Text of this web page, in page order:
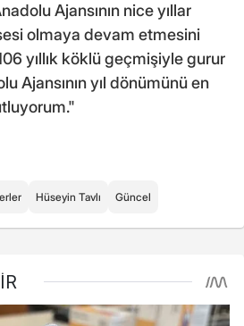
Ajansının nice yıllar
olmaya devam etmesini
yıllık köklü geçmişiyle gurur
Ajansının yıl dönümünü en
Hüseyin Tavlı Güncel